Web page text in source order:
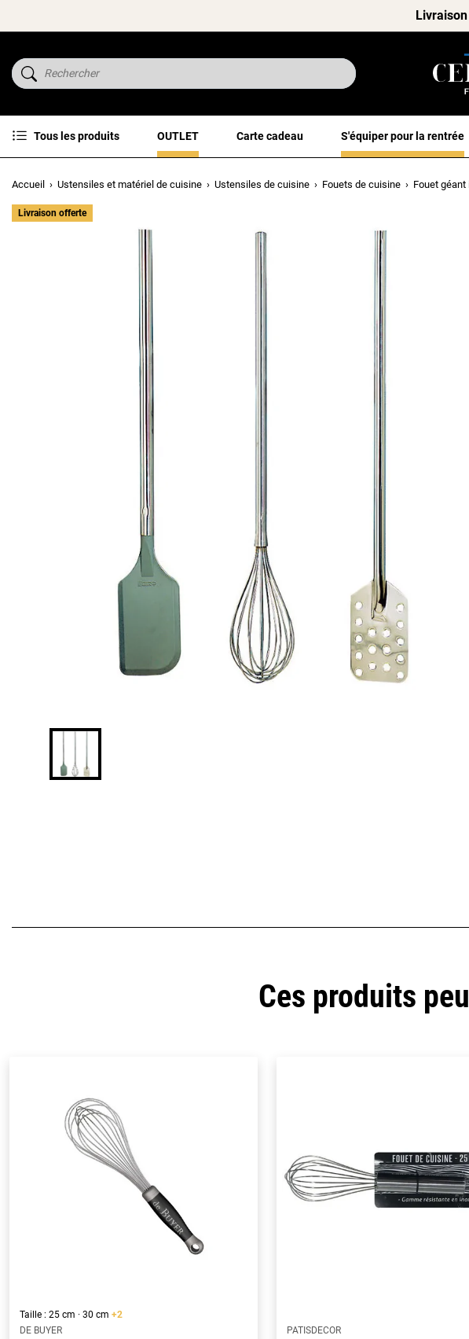
Tous les produits OUTLET Carte cadeau S'équiper pour la rentrée
Accueil Ustensiles et matériel de cuisine Ustensiles de cuisine Fouets de cuisine Fouet
Livraison offerte
Ces produits
Taille : 25 cm · 30 cm +2
DE BUYER
PATISDECOR